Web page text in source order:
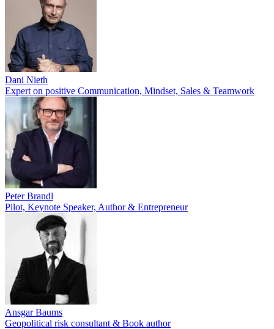
Dani Nieth
Expert on positive Communication, Mindset, Sales & Teamwork
Peter Brandl
Pilot, Keynote Speaker, Author & Entrepreneur
Ansgar Baums
Geopolitical risk consultant & Book author